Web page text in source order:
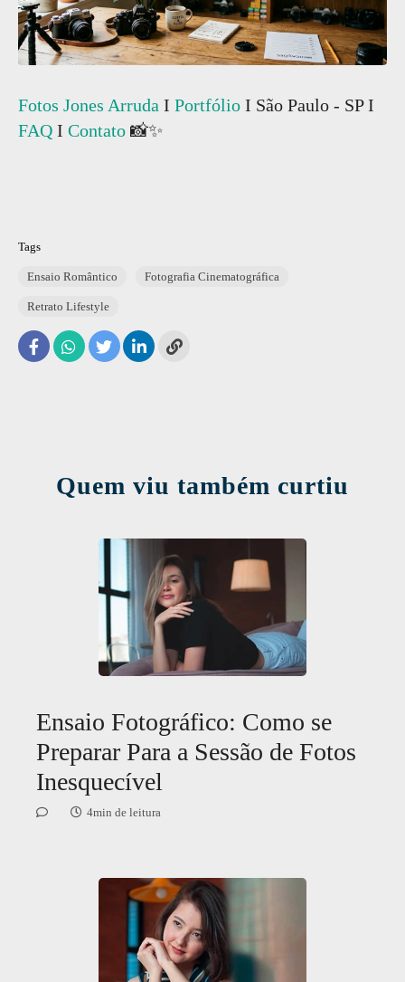
Fotos Jones Arruda I Portfólio I São Paulo - SP I
FAQ I Contato 📸✨
Tags
Ensaio Romântico Fotografia Cinematográfica
Retrato Lifestyle
Quem viu também curtiu
Ensaio Fotográfico: Como se
Preparar Para a Sessão de Fotos
Inesquecível
4min de leitura